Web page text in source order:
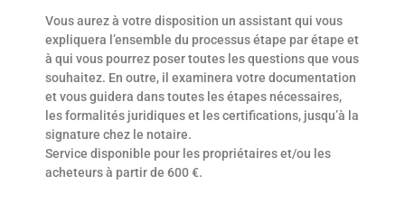
Vous aurez à votre disposition un assistant qui vous
expliquera l’ensemble du processus étape par étape et
à qui vous pourrez poser toutes les questions que vous
souhaitez. En outre, il examinera votre documentation
et vous guidera dans toutes les étapes nécessaires,
les formalités juridiques et les certifications, jusqu’à la
signature chez le notaire.
Service disponible pour les propriétaires et/ou les
acheteurs à partir de 600 €.